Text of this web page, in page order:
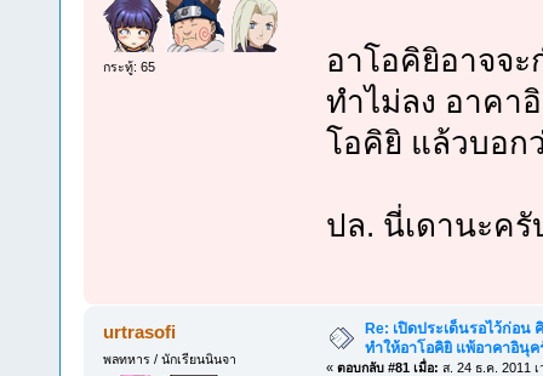
กระทู้: 65
อาโอคิยิอาจจะ
ทำไม่ลง อาคา
โอคิยิ แล้วบอก
ปล. นี่เดานะค
urtrasofi
พลทหาร / นักเรียนนินจา
Re: เปิดประเด็นรอไว้ก่อน
ทำให้อาโอคิยิ แพ้อาคาอินุ
« ตอบกลับ #81 เมื่อ: ส. 24 ธ.ค. 2011